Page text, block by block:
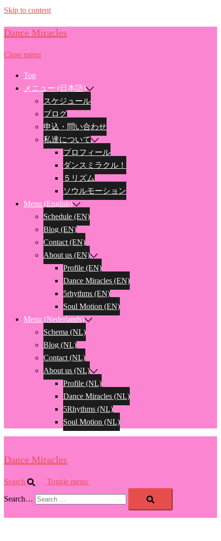
Skip to content
Dance Miracles
Close menu
Top
メニュー (日本語)
スケジュール
ブログ
申込・問い合わせ
私達について
プロフィール
ダンスミラクル！
５リズム
ソウルモーション
Menu (English)
Schedule (EN)
Blog (EN)
Contact (EN)
About us (EN)
Profile (EN)
Dance Miracles (EN)
5rhythms (EN)
Soul Motion (EN)
Menu (Nederlands)
Schema (NL)
Blog (NL)
Contact (NL)
About us (NL)
Profile (NL)
Dance Miracles (NL)
5Rhythms (NL)
Soul Motion (NL)
Dance Miracles
Search Toggle menu
Search…